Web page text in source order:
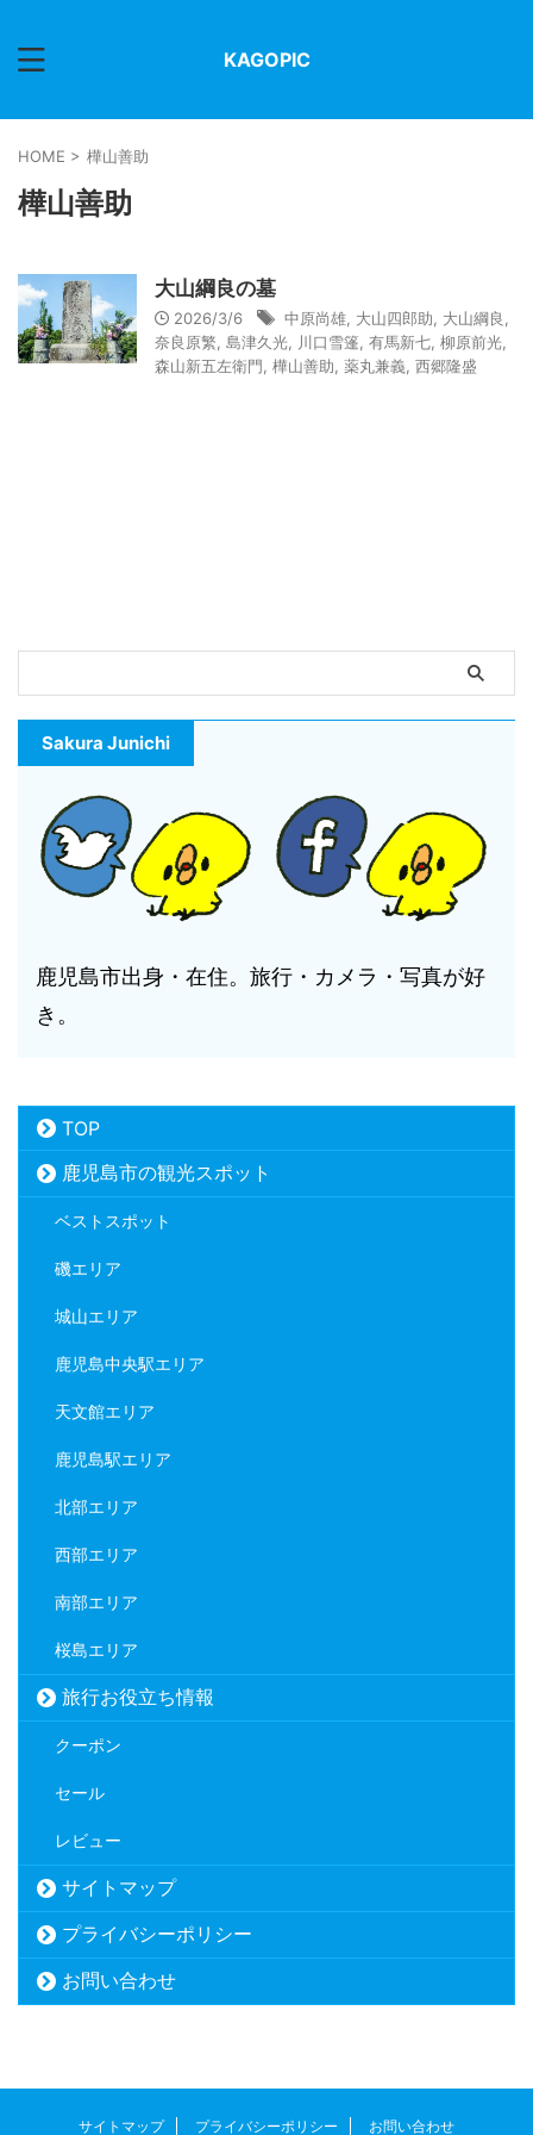
KAGOPIC
HOME > 樺山善助
樺山善助
大山綱良の墓
2026/3/6 中原尚雄 大山四郎助 大山綱良
奈良原繁 島津久光 川口雪篷 有馬新七 柳原前光
森山新五左衛門 樺山善助 薬丸兼義 西郷隆盛
Sakura Junichi
鹿児島市出身・在住。旅行・カメラ・写真が好
き。
TOP
鹿児島市の観光スポット
ベストスポット
磯エリア
城山エリア
鹿児島中央駅エリア
天文館エリア
鹿児島駅エリア
北部エリア
西部エリア
南部エリア
桜島エリア
旅行お役立ち情報
クーポン
セール
レビュー
サイトマップ
プライバシーポリシー
お問い合わせ
サイトマップ プライバシーポリシー お問い合わせ